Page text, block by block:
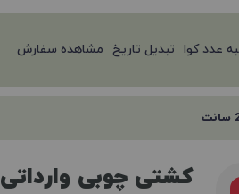
عدد کوا تبدیل تاریخ مشاهده سفارش
کشتی چوبی وارداتی 24 سانت